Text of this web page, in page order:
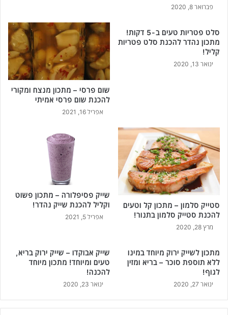
פברואר 8, 2020
סלט פטריות טעים ב-5 דקות!
מתכון נהדר להכנת סלט פטריות
קליל!
ינואר 13, 2020
שום פרסי – מתכון מנצח ומקורי
להכנת שום פרסי אמיתי
אפריל 16, 2021
סטייק סלמון – מתכון קל וטעים
להכנת סטייק סלמון בתנור!
מרץ 28, 2020
שייק פסיפלורה – מתכון פשוט
וקליל להכנת שייק נהדר!
אפריל 5, 2021
מתכון לשייק ירוק מיוחד במינו
ללא תוספת סוכר – בריא ומזין
לגוף!
ינואר 27, 2020
שייק אבוקדו – שייק ירוק בריא,
טעים ומיוחד! מתכון מיוחד
להכנה!
ינואר 23, 2020